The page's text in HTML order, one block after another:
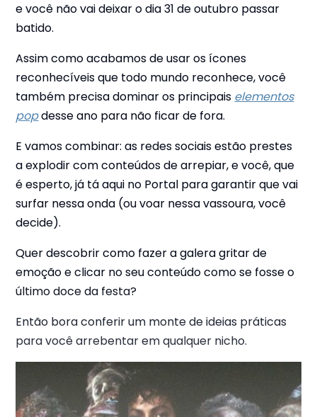
e você não vai deixar o dia 31 de outubro passar
batido.
Assim como acabamos de usar os ícones
reconhecíveis que todo mundo reconhece, você
também precisa dominar os principais elementos
popdesse ano para não ficar de fora.
E vamos combinar: as redes sociais estão prestes
a explodir com conteúdos de arrepiar, e você, que
é esperto, já tá aqui no Portal para garantir que vai
surfar nessa onda (ou voar nessa vassoura, você
decide).
Quer descobrir como fazer a galera gritar de
emoção e clicar no seu conteúdo como se fosse o
último doce da festa?
Então bora conferir um monte de ideias práticas
para você arrebentar em qualquer nicho.